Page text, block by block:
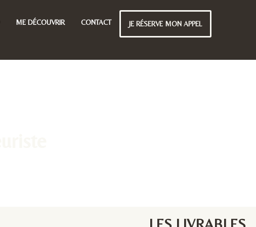
ME DÉCOUVRIR CONTACT JE RÉSERVE MON APPEL